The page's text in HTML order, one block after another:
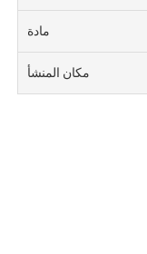
مادة
مكان المنشأ